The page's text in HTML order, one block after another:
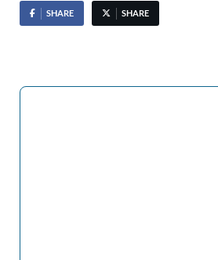
SHARE SHARE